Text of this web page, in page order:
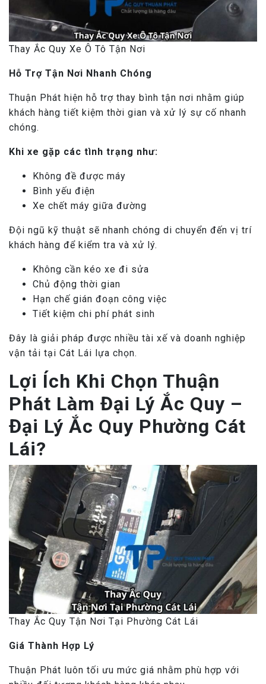
Thay Ắc Quy Xe Ô Tô Tận Nơi
Hỗ Trợ Tận Nơi Nhanh Chóng
Thuận Phát hiện hỗ trợ thay bình tận nơi nhằm giúp
khách hàng tiết kiệm thời gian và xử lý sự cố nhanh
chóng.
Khi xe gặp các tình trạng như:
Không đề được máy
Bình yếu điện
Xe chết máy giữa đường
Đội ngũ kỹ thuật sẽ nhanh chóng di chuyển đến vị trí
khách hàng để kiểm tra và xử lý.
Không cần kéo xe đi sửa
Chủ động thời gian
Hạn chế gián đoạn công việc
Tiết kiệm chi phí phát sinh
Đây là giải pháp được nhiều tài xế và doanh nghiệp
vận tải tại Cát Lái lựa chọn.
Lợi Ích Khi Chọn Thuận
Phát Làm Đại Lý Ắc Quy –
Đại Lý Ắc Quy Phường Cát
Lái?
Thay Ắc Quy Tận Nơi Tại Phường Cát Lái
Giá Thành Hợp Lý
Thuận Phát luôn tối ưu mức giá nhằm phù hợp với